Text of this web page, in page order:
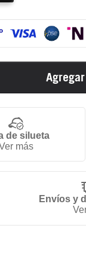
de silueta
más
Envíos y